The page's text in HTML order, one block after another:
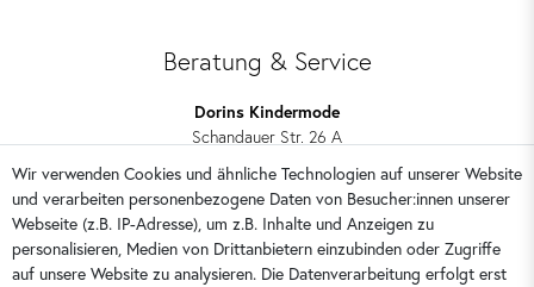
Beratung & Service
Dorins Kindermode
Schandauer Str. 26 A
01309 Dresden
0351 28708090
kontakt@dorins-kindermode.de
Wir verwenden Cookies und ähnliche Technologien auf unserer Website
und verarbeiten personenbezogene Daten von Besucher:innen unserer
Webseite (z.B. IP-Adresse), um z.B. Inhalte und Anzeigen zu
personalisieren, Medien von Drittanbietern einzubinden oder Zugriffe
auf unsere Website zu analysieren. Die Datenverarbeitung erfolgt erst